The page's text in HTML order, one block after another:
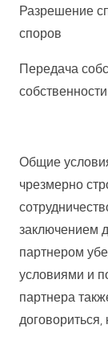
Разрешение
споров
Передача
Общие
чрезмерно
заключением
партнером
условиями и
партнера
договориться,